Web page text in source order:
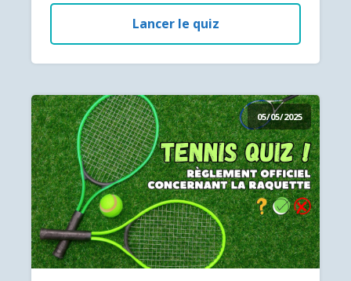
Lancer le quiz
05/05/2025